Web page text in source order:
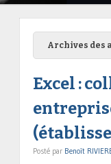
Archives des
Excel :
Posté par Benoît